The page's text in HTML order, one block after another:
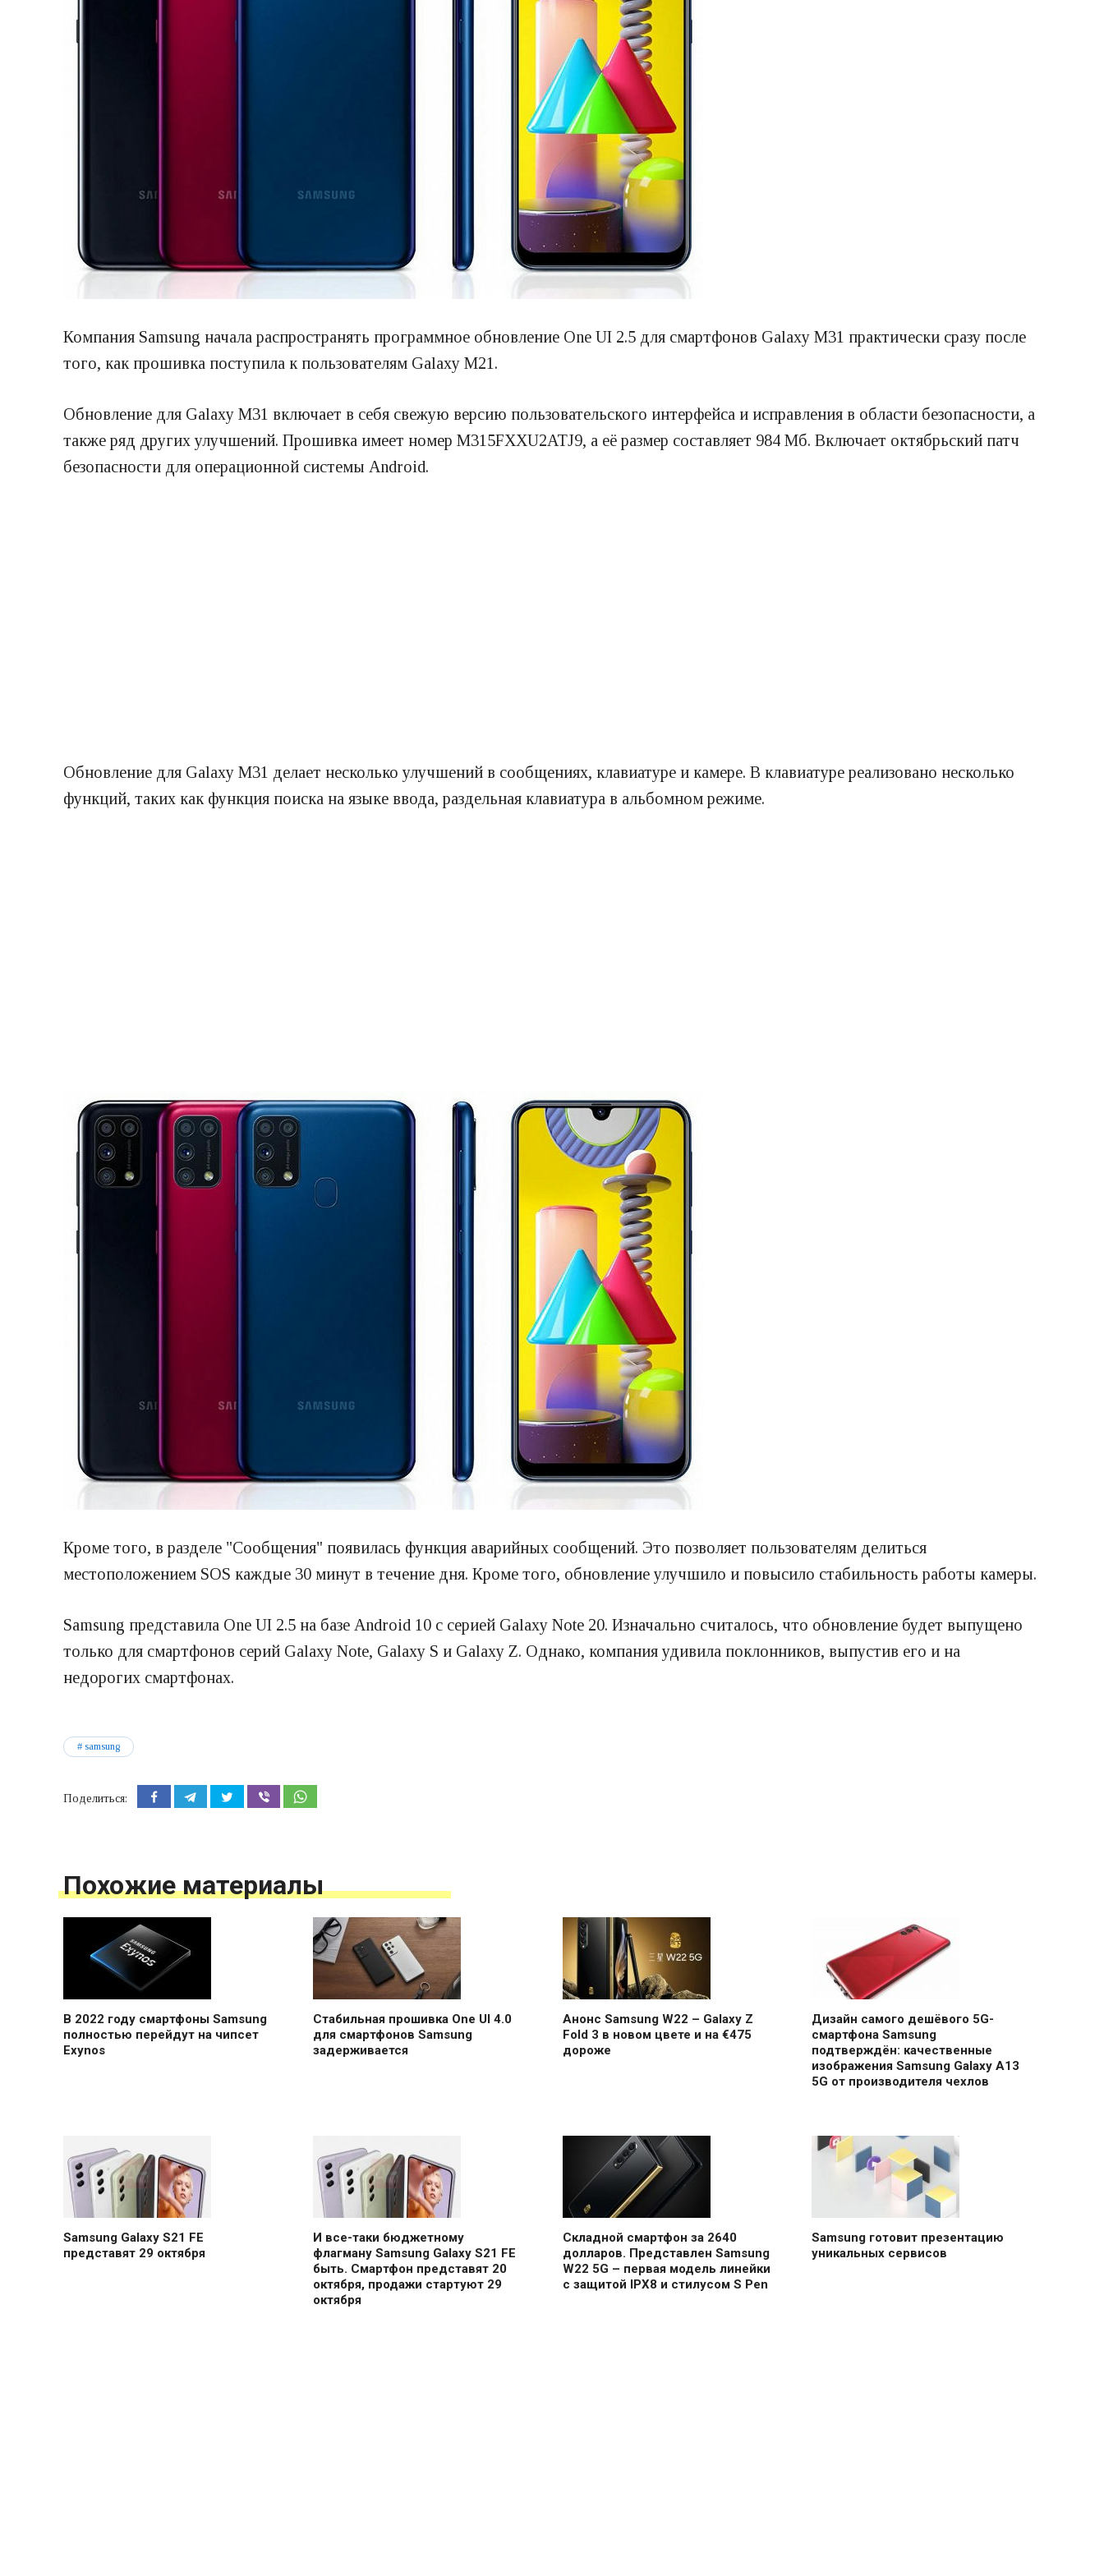
Компания Samsung начала распространять программное обновление One UI 2.5 для смартфонов Galaxy M31 практически сразу после
того, как прошивка поступила к пользователям Galaxy M21.
Обновление для Galaxy M31 включает в себя свежую версию пользовательского интерфейса и исправления в области безопасности, а
также ряд других улучшений. Прошивка имеет номер M315FXXU2ATJ9, а её размер составляет 984 Мб. Включает октябрьский патч
безопасности для операционной системы Android.
Обновление для Galaxy M31 делает несколько улучшений в сообщениях, клавиатуре и камере. В клавиатуре реализовано несколько
функций, таких как функция поиска на языке ввода, раздельная клавиатура в альбомном режиме.
Кроме того, в разделе "Сообщения" появилась функция аварийных сообщений. Это позволяет пользователям делиться
местоположением SOS каждые 30 минут в течение дня. Кроме того, обновление улучшило и повысило стабильность работы камеры.
Samsung представила One UI 2.5 на базе Android 10 с серией Galaxy Note 20. Изначально считалось, что обновление будет выпущено
только для смартфонов серий Galaxy Note, Galaxy S и Galaxy Z. Однако, компания удивила поклонников, выпустив его и на
недорогих смартфонах.
samsung
Поделиться:
Похожие материалы
В 2022 году смартфоны Samsung
полностью перейдут на чипсет
Exynos
Стабильная прошивка One UI 4.0
для смартфонов Samsung
задерживается
Анонс Samsung W22 – Galaxy Z
Fold 3 в новом цвете и на €475
дороже
Дизайн самого дешёвого 5G-
смартфона Samsung
подтверждён: качественные
изображения Samsung Galaxy A13
5G от производителя чехлов
Samsung Galaxy S21 FE
представят 29 октября
И все-таки бюджетному
флагману Samsung Galaxy S21 FE
быть. Смартфон представят 20
октября, продажи стартуют 29
октября
Складной смартфон за 2640
долларов. Представлен Samsung
W22 5G – первая модель линейки
с защитой IPX8 и стилусом S Pen
Samsung готовит презентацию
уникальных сервисов